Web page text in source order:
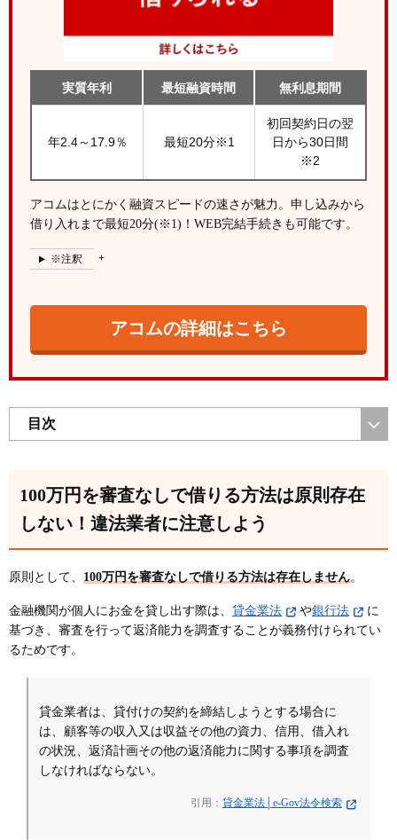
実質年利 最短融資時間 無利息期間
年2.4～17.9％ 最短20分※1
初回契約日の翌
日から30日間
※2
アコムはとにかく融資スピードの速さが魅力。申し込みから
借り入れまで最短20分(※1)！WEB完結手続きも可能です。
※注釈
アコムの詳細はこちら
目次
100万円を審査なしで借りる方法は原則存在
しない！違法業者に注意しよう
原則として、 100万円を審査なしで借りる方法は存在しません。
金融機関が個人にお金を貸し出す際は、 貸金業法 や銀行法
に
基づき、審査を行って返済能力を調査することが義務付けられてい
るためです。
貸金業者は、貸付けの契約を締結しようとする場合に
は、顧客等の収入又は収益その他の資力、信用、借入れ
の状況、返済計画その他の返済能力に関する事項を調査
しなければならない。
引用： 貸金業法│e-Gov法令検索